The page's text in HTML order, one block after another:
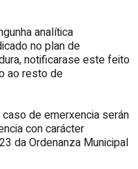
analítica
no plan de
notificarase este feito
ao resto de
de emerxencia serán
con carácter
da Ordenanza Municipal